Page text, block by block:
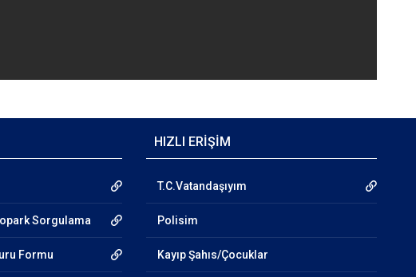
Sorgulama
Formu
HIZLI ERİŞİM
T.C.Vatandaşıyım
Polisim
Kayıp Şahıs/Çocuklar